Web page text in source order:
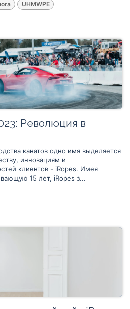
UHMWPE
Революция в
канатов одно имя выделяется
инновациям и
клиентов - iRopes. Имея
15 лет, iRopes з...